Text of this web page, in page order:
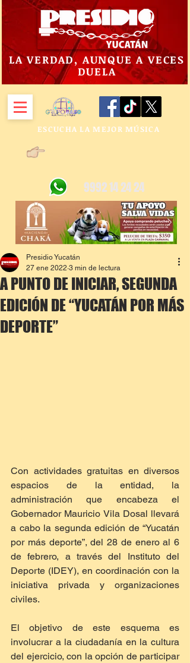
LA VERDAD, AUNQUE A VECES
DUELA
ESCUCHA LA MEJOR MÚSICA
9992 14 24 24
A PUNTO DE INICIAR, SEGUNDA
EDICIÓN DE “YUCATÁN POR MÁS
DEPORTE”
Presidio Yucatán
27 ene 2022 3 min de lectura
Con actividades gratuitas en diversos
espacios de la entidad, la
administración que encabeza el
Gobernador Mauricio Vila Dosal llevará
a cabo la segunda edición de “Yucatán
por más deporte”, del 28 de enero al 6
de febrero, a través del Instituto del
Deporte (IDEY), en coordinación con la
iniciativa privada y organizaciones
civiles.
El objetivo de este esquema es
involucrar a la ciudadanía en la cultura
del ejercicio, con la opción de participar